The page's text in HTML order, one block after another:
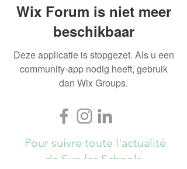
Wix Forum is niet meer
beschikbaar
Deze applicatie is stopgezet. Als u een
community-app nodig heeft, gebruik
dan Wix Groups.
Pour suivre toute l'actualité
de Sun for Schools,